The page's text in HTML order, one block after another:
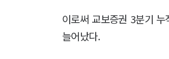
이로써 교보증권 3분기
늘어났다.